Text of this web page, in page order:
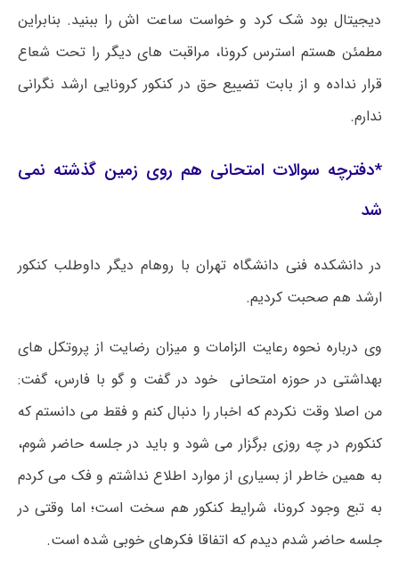
دیجیتال بود شک کرد و خواست ساعت اش را ببنید. بنابراین
مطمئن هستم استرسکرونا، مراقبت های دیگر را تحت شعاع
قرار نداده و از بابت تضییع حق در کنکورکرونایی ارشد نگرانی
ندارم.
*دفترچه سوالات امتحانی هم روی زمین گذشته نمی
شد
در دانشکده فنی دانشگاه تهران با روهام دیگر داوطلب کنکور
ارشد هم صحبت کردیم.
وی درباره نحوه رعایت الزامات و میزان رضایت از پروتکل ‌های
بهداشتی در حوزه امتحانی خود در گفت و گو با فارس، گفت:
من اصلا وقت نکردم که اخبار را دنبال کنم و فقط می دانستم که
کنکورم در چه روزی برگزار می شود و باید در جلسه حاضر شوم،
به همین خاطر از بسیاری از موارد اطلاع نداشتم و فک می کردم
به تبع وجودکرونا، شرایط کنکور هم سخت است؛ اما وقتی در
جلسه حاضر شدم دیدم که اتفاقا فکرهای خوبی شده است.